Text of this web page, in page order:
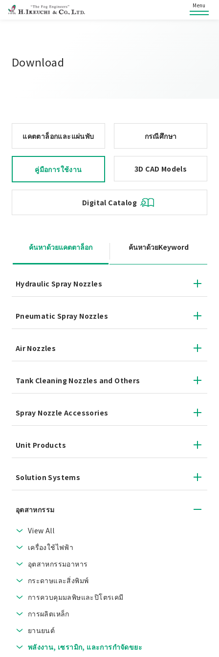
Menu
Download
แคตตาล็อกและแผ่นพับ กรณีศึกษา
คู่มือการใช้งาน 3D CAD Models
Digital Catalog
ค้นหาด้วยแคตตาล็อก ค้นหาด้วยKeyword
Hydraulic Spray Nozzles
Pneumatic Spray Nozzles
Air Nozzles
Tank Cleaning Nozzles and Others
Spray Nozzle Accessories
Unit Products
Solution Systems
อุตสาหกรรม
View All
เครื่องใช้ไฟฟ้า
อุตสาหกรรมอาหาร
กระดาษและสิ่งพิมพ์
การควบคุมมลพิษและปิโตรเคมี
การผลิตเหล็ก
ยานยนต์
พลังงาน, เซรามิก, และการกำจัดขยะ